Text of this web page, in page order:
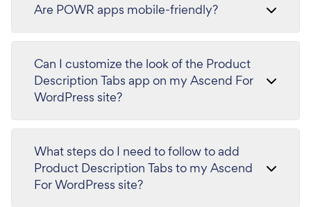
Are POWR apps mobile-friendly?
Can I customize the look of the Product
Description Tabs app on my Ascend For
WordPress site?
What steps do I need to follow to add
Product Description Tabs to my Ascend
For WordPress site?